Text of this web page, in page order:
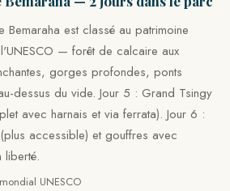
Bemaraha est classé au patrimoine
— forêt de calcaire aux
gorges profondes, ponts
dessus du vide. Jour 5 : Grand Tsingy
avec harnais et via ferrata). Jour 6 :
accessible) et gouffres avec
liberté.
UNESCO